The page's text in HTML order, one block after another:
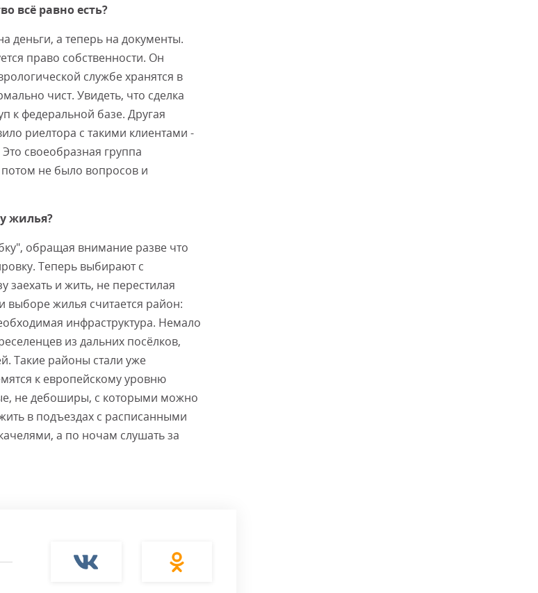
всё равно есть?
деньги, а теперь на документы.
право собственности. Он
службе хранятся в
чист. Увидеть, что сделка
к федеральной базе. Другая
риелтора с такими клиентами -
своеобразная группа
не было вопросов и
жилья?
обращая внимание разве что
Теперь выбирают с
и жить, не перестилая
жилья считается район:
инфраструктура. Немало
из дальних посёлков,
Такие районы стали уже
к европейскому уровню
не дебоширы, с которыми можно
в подъездах с расписанными
а по ночам слушать за